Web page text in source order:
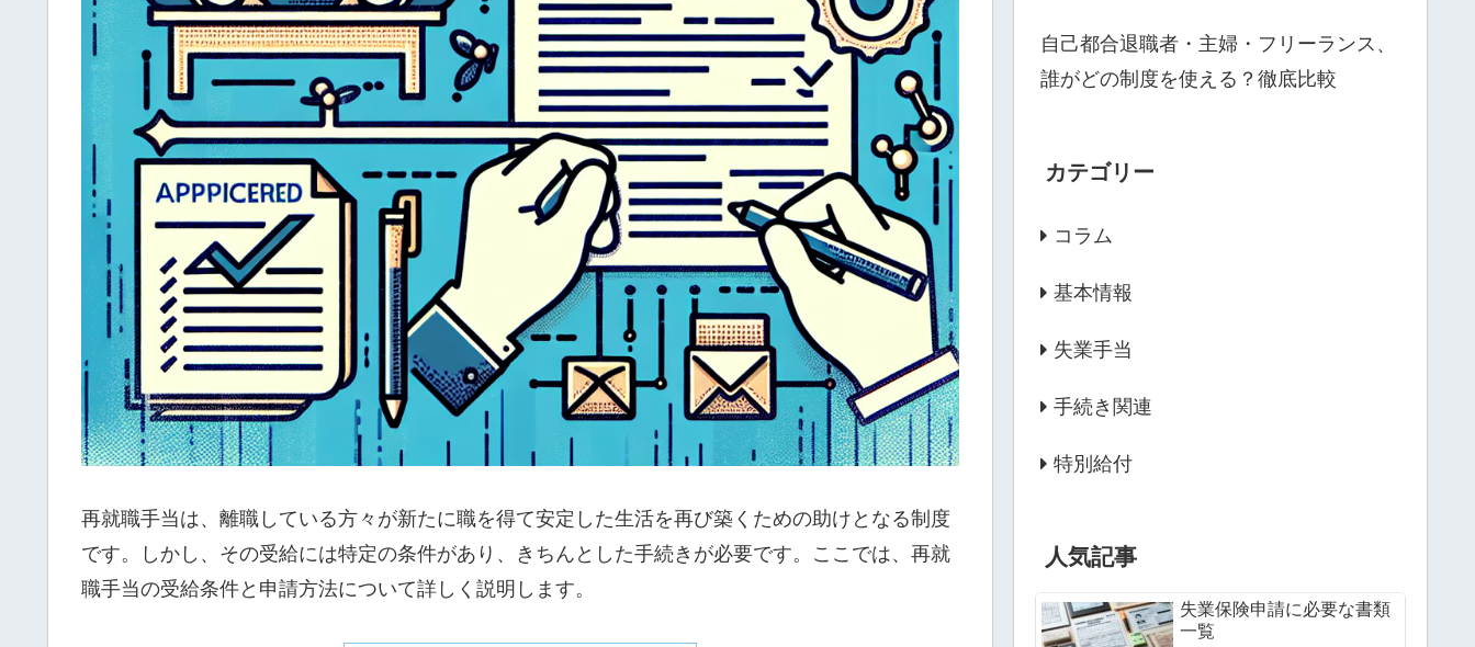
再就職手当は、離職している方々が新たに職を得て安定した生活を再び築くための助けとなる制度
です。しかし、その受給には特定の条件があり、きちんとした手続きが必要です。ここでは、再就
職手当の受給条件と申請方法について詳しく説明します。
自己都合退職者・主婦・フリーランス、
誰がどの制度を使える？徹底比較
カテゴリー
コラム
基本情報
失業手当
手続き関連
特別給付
人気記事
失業保険申請に必要な書類
一覧